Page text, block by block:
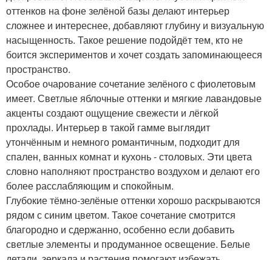
оттенков на фоне зелёной базы делают интерьер
сложнее и интереснее, добавляют глубину и визуальную
насыщенность. Такое решение подойдёт тем, кто не
боится экспериментов и хочет создать запоминающееся
пространство.
Особое очарование сочетание зелёного с фиолетовым
имеет. Светлые яблочные оттенки и мягкие лавандовые
акценты создают ощущение свежести и лёгкой
прохлады. Интерьер в такой гамме выглядит
утончённым и немного романтичным, подходит для
спален, ванных комнат и кухонь - столовых. Эти цвета
словно наполняют пространство воздухом и делают его
более расслабляющим и спокойным.
Глубокие тёмно-зелёные оттенки хорошо раскрываются
рядом с синим цветом. Такое сочетание смотрится
благородно и сдержанно, особенно если добавить
светлые элементы и продуманное освещение. Белые